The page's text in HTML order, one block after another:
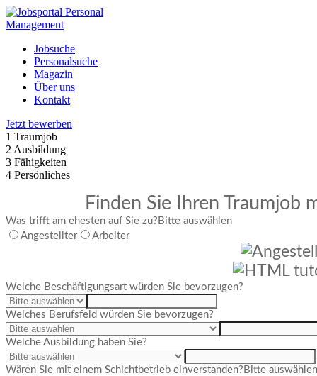
Jobsuche
Personalsuche
Magazin
Über uns
Kontakt
Jetzt bewerben
1 Traumjob
2 Ausbildung
3 Fähigkeiten
4 Persönliches
Finden Sie Ihren Traumjob
Was trifft am ehesten auf Sie zu? Bitte auswählen
Angestellter
Arbeiter
Welche Beschäftigungsart würden Sie bevorzugen?
Welches Berufsfeld würden Sie bevorzugen?
Welche Ausbildung haben Sie?
Wären Sie mit einem Schichtbetrieb einverstanden? Bitte auswählen